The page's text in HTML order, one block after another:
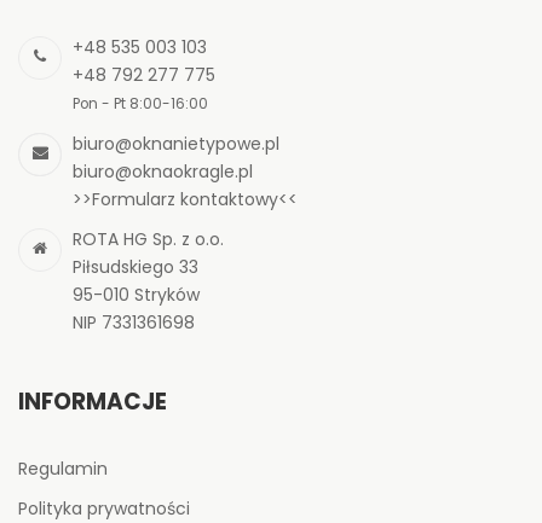
+48 535 003 103
+48 792 277 775
Pon - Pt 8:00-16:00
biuro@oknanietypowe.pl
biuro@oknaokragle.pl
>>Formularz kontaktowy<<
ROTA HG Sp. z o.o.
Piłsudskiego 33
95-010 Stryków
NIP 7331361698
INFORMACJE
Regulamin
Polityka prywatności